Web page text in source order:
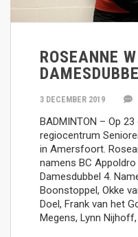
ROSEANNE
3 DECEMBER 2019
BADMINTON – Op
regiocentrum
in Amersfoort.
namens BC
Damesdubbel 4.
Boonstoppel, Okke
Doel, Frank van het
Megens, Lynn